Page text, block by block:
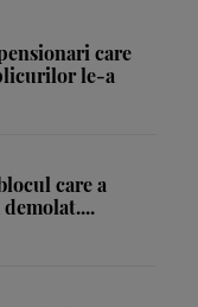
care
le-a
care a